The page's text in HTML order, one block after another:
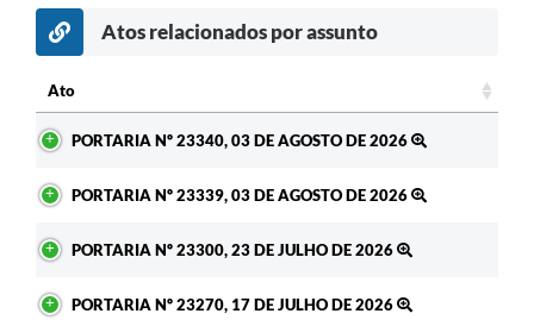
Atos relacionados por assunto
Ato
PORTARIA Nº 23340, 03 DE AGOSTO DE 2026
PORTARIA Nº 23339, 03 DE AGOSTO DE 2026
PORTARIA Nº 23300, 23 DE JULHO DE 2026
PORTARIA Nº 23270, 17 DE JULHO DE 2026